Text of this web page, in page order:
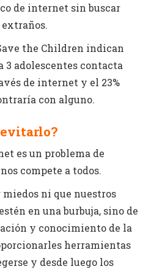
de internet sin buscar
the Children indican
3 adolescentes contacta
de internet y el 23%
con alguno.
evitarlo?
es un problema de
compete a todos.
miedos ni que nuestros
en una burbuja, sino de
y conocimiento de la
herramientas
y desde luego los